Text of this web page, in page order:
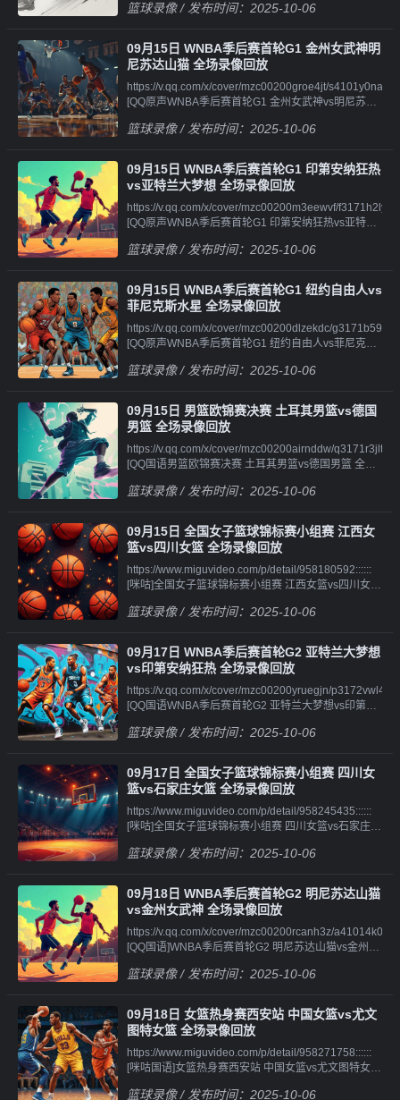
[QQ原声男篮欧锦赛半决赛 德国男篮vs芬兰男篮 第一
像||||||https://v.qq.com/x/cover/mzc00200gxmwuvv/
[QQ原声男篮欧锦赛半决赛 德国男篮vs芬兰男篮 第二
节 录
像||||||https://v.qq.com/x/cover/mzc00200gxmwuvv/
[QQ原声男篮欧锦赛半决赛 德国男篮vs芬兰男篮 第三
节 录
像||||||https://v.qq.com/x/cover/mzc00200gxmwuvv/
节 录像
四节 录
[QQ原声男篮欧锦赛半决赛 希腊男篮vs土耳其男篮 全
场录像回
放||||||https://v.qq.com/x/cover/mzc0020092xk4ur/
[QQ原声男篮欧锦赛半决赛 希腊男篮vs土耳其男篮 第
一节 录
[QQ原声男篮欧锦赛半决赛 希腊男篮vs土耳其男篮 第
像||||||https://v.qq.com/x/cover/mzc0020092xk4ur/
[QQ原声男篮欧锦赛半决赛 希腊男篮vs土耳其男篮 第
三节 录
像||||||https://v.qq.com/x/cover/mzc0020092xk4ur/
[QQ原声男篮欧锦赛半决赛 希腊男篮vs土耳其男篮 第
四节 录像
篮球录像/ 发布时间：2025-10-06
09月15日 WNBA季后赛首轮G1 金州女武神明
尼苏达山猫 全场录像回放
https://v.qq.com/x/cover/mzc00200groe4jt/
[QQ原声WNBA季后赛首轮G1 金州女武神vs明尼苏达
放||||||https://v.qq.com/x/cover/mzc00200groe4jt/
山猫 第一节 录
像||||||https://v.qq.com/x/cover/mzc00200groe4jt/
[QQ原声WNBA季后赛首轮G1 金州女武神vs明尼苏达
山猫 第二节 录
像||||||https://v.qq.com/x/cover/mzc00200groe4jt/
山猫 第三节 录
[QQ原声WNBA季后赛首轮G1 金州女武神vs明尼苏达
山猫 第四节 录像
篮球录像/ 发布时间：2025-10-06
09月15日 WNBA季后赛首轮G1 印第安纳狂热
vs亚特兰大梦想 全场录像回放
https://v.qq.com/x/cover/mzc00200m3eewvf/
[QQ原声WNBA季后赛首轮G1 印第安纳狂热vs亚特兰
放||||||https://v.qq.com/x/cover/mzc00200m3eewvf/
大梦想 第一节 录
像||||||https://v.qq.com/x/cover/mzc00200m3eewvf/
[QQ原声WNBA季后赛首轮G1 印第安纳狂热vs亚特兰
大梦想 第二节 录
像||||||https://v.qq.com/x/cover/mzc00200m3eewvf/
大梦想 第三节 录
[QQ原声WNBA季后赛首轮G1 印第安纳狂热vs亚特兰
大梦想 第四节 录像
篮球录像/ 发布时间：2025-10-06
09月15日 WNBA季后赛首轮G1 纽约自由人vs
菲尼克斯水星 全场录像回放
https://v.qq.com/x/cover/mzc00200dlzekdc/
[QQ原声WNBA季后赛首轮G1 纽约自由人vs菲尼克斯
放||||||https://v.qq.com/x/cover/mzc00200dlzekdc/
水星 第一节 录
像||||||https://v.qq.com/x/cover/mzc00200dlzekdc/
[QQ原声WNBA季后赛首轮G1 纽约自由人vs菲尼克斯
水星 第二节 录
像||||||https://v.qq.com/x/cover/mzc00200dlzekdc/
水星 第三节 录
[QQ原声WNBA季后赛首轮G1 纽约自由人vs菲尼克斯
水星 第四节 录
像||||||https://v.qq.com/x/cover/mzc00200dlzekdc/
[QQ原声WNBA季后赛首轮G1 纽约自由人vs菲尼克斯
水星 加时赛 录像
篮球录像/ 发布时间：2025-10-06
09月15日 男篮欧锦赛决赛 土耳其男篮vs德国
男篮 全场录像回放
https://v.qq.com/x/cover/mzc00200airnddw/
[QQ国语男篮欧锦赛决赛 土耳其男篮vs德国男篮 全场
放||||||https://v.qq.com/x/cover/mzc00200airnddw/
节 录
像||||||https://v.qq.com/x/cover/mzc00200airnddw/
[QQ国语男篮欧锦赛决赛 土耳其男篮vs德国男篮 第二
节 录
像||||||https://v.qq.com/x/cover/mzc00200airnddw/
节 录
[QQ国语男篮欧锦赛决赛 土耳其男篮vs德国男篮 第四
节 录
像||||||https://v.qq.com/x/cover/mzc00200airnddw/
[QQ原声男篮欧锦赛决赛 土耳其男篮vs德国男篮 全场
录像回
[QQ原声男篮欧锦赛决赛 土耳其男篮vs德国男篮 第一
像||||||https://v.qq.com/x/cover/mzc00200airnddw/
[QQ原声男篮欧锦赛决赛 土耳其男篮vs德国男篮 第二
像||||||https://v.qq.com/x/cover/mzc00200airnddw/
[QQ原声男篮欧锦赛决赛 土耳其男篮vs德国男篮 第三
节 录
像||||||https://v.qq.com/x/cover/mzc00200airnddw/
节 录像
篮球录像/ 发布时间：2025-10-06
09月15日 全国女子篮球锦标赛小组赛 江西女
篮vs四川女篮 全场录像回放
https://www.miguvideo.com/p/detail/958180592::::::
[咪咕]全国女子篮球锦标赛小组赛 江西女篮vs四川女篮
篮球录像/ 发布时间：2025-10-06
09月17日 WNBA季后赛首轮G2 亚特兰大梦想
vs印第安纳狂热 全场录像回放
https://v.qq.com/x/cover/mzc00200yruegjn/
[QQ国语WNBA季后赛首轮G2 亚特兰大梦想vs印第安
放||||||https://v.qq.com/x/cover/mzc00200yruegjn/
纳狂热 第一节 录
像||||||https://v.qq.com/x/cover/mzc00200yruegjn/
[QQ国语WNBA季后赛首轮G2 亚特兰大梦想vs印第安
纳狂热 第二节 录
像||||||https://v.qq.com/x/cover/mzc00200yruegjn/
纳狂热 第三节 录
[QQ国语WNBA季后赛首轮G2 亚特兰大梦想vs印第安
纳狂热 第四节 录
像||||||https://v.qq.com/x/cover/mzc00200yruegjn/
[QQ原声WNBA季后赛首轮G2 亚特兰大梦想vs印第安
纳狂热 全场录像回
[QQ原声WNBA季后赛首轮G2 亚特兰大梦想vs印第安
像||||||https://v.qq.com/x/cover/mzc00200yruegjn/
[QQ原声WNBA季后赛首轮G2 亚特兰大梦想vs印第安
纳狂热 第二节 录
像||||||https://v.qq.com/x/cover/mzc00200yruegjn/
[QQ原声WNBA季后赛首轮G2 亚特兰大梦想vs印第安
纳狂热 第三节 录
篮球录像/ 发布时间：2025-10-06
09月17日 全国女子篮球锦标赛小组赛 四川女
篮vs石家庄女篮 全场录像回放
https://www.miguvideo.com/p/detail/958245435::::::
[咪咕]全国女子篮球锦标赛小组赛 四川女篮vs石家庄女
篮球录像/ 发布时间：2025-10-06
09月18日 WNBA季后赛首轮G2 明尼苏达山猫
vs金州女武神 全场录像回放
https://v.qq.com/x/cover/mzc00200rcanh3z/
[QQ国语]WNBA季后赛首轮G2 明尼苏达山猫vs金州女
像||||||https://v.qq.com/x/cover/mzc00200rcanh3z/
武神 第二节 录
像||||||https://v.qq.com/x/cover/mzc00200rcanh3z/
[QQ国语]WNBA季后赛首轮G2 明尼苏达山猫vs金州女
武神 第三节 录
像||||||https://v.qq.com/x/cover/mzc00200rcanh3z/
篮球录像/ 发布时间：2025-10-06
09月18日 女篮热身赛西安站 中国女篮vs尤文
图特女篮 全场录像回放
https://www.miguvideo.com/p/detail/958271758::::::
[咪咕国语]女篮热身赛西安站 中国女篮vs尤文图特女篮
篮球录像/ 发布时间：2025-10-06